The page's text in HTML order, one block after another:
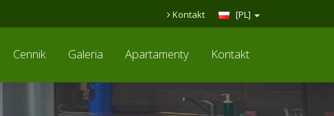
[PL]
Kontakt
Cennik Galeria Apartamenty Kontakt